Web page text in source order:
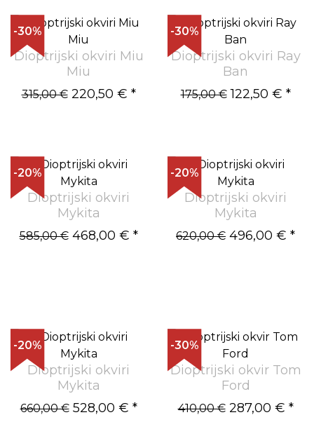
-30%
Dioptrijski okviri Miu
Miu
315,00 €220,50 € *
-30%
Dioptrijski okviri Ray
Ban
175,00 €122,50 € *
-20%
Dioptrijski okviri
Mykita
585,00 €468,00 € *
-20%
Dioptrijski okviri
Mykita
620,00 € 496,00 € *
-20%
Dioptrijski okviri
Mykita
660,00 €528,00 € *
-30%
Dioptrijski okvir Tom
Ford
410,00 €287,00 € *